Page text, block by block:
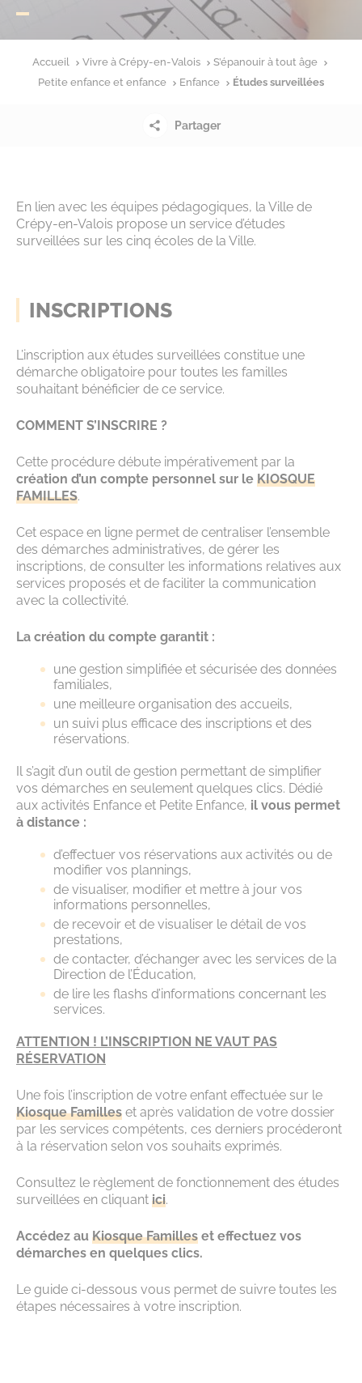
Accueil Vivre à Crépy-en-Valois
S’épanouir à tout âge
Petite enfance et enfance
Enfance Études surveillées
Partager
En lien avec les équipes pédagogiques, la Ville de
Crépy-en-Valois propose un service d’études
surveillées sur les cinq écoles de la Ville.
INSCRIPTIONS
L’inscription aux études surveillées constitue une
démarche obligatoire pour toutes les familles
souhaitant bénéficier de ce service.
COMMENT S’INSCRIRE ?
Cette procédure débute impérativement par la
création d’un compte personnel sur le KIOSQUE
FAMILLES.
Cet espace en ligne permet de centraliser l’ensemble
des démarches administratives, de gérer les
inscriptions, de consulter les informations relatives aux
services proposés et de faciliter la communication
avec la collectivité.
La création du compte garantit :
une gestion simplifiée et sécurisée des données
familiales,
une meilleure organisation des accueils,
un suivi plus efficace des inscriptions et des
réservations.
Il s’agit d’un outil de gestion permettant de simplifier
vos démarches en seulement quelques clics. Dédié
aux activités Enfance et Petite Enfance, il vous permet
à distance :
d’effectuer vos réservations aux activités ou de
modifier vos plannings,
de visualiser, modifier et mettre à jour vos
informations personnelles,
de recevoir et de visualiser le détail de vos
prestations,
de contacter, d’échanger avec les services de la
Direction de l’Éducation,
de lire les flashs d’informations concernant les
services.
ATTENTION ! L’INSCRIPTION NE VAUT PAS
RÉSERVATION
Une fois l’inscription de votre enfant effectuée sur le
Kiosque Familles et après validation de votre dossier
par les services compétents, ces derniers procéderont
à la réservation selon vos souhaits exprimés.
Consultez le règlement de fonctionnement des études
surveillées en cliquant ici.
Accédez au Kiosque Familles et effectuez vos
démarches en quelques clics.
Le guide ci-dessous vous permet de suivre toutes les
étapes nécessaires à votre inscription.